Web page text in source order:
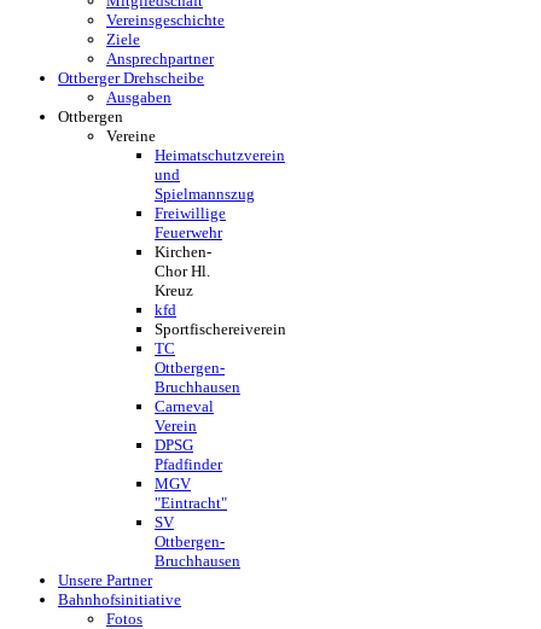
Vereinsgeschichte
Ziele
Ansprechpartner
Ottberger Drehscheibe
Ausgaben
Ottbergen
Vereine
Heimatschutzverein
und
Spielmannszug
Freiwillige
Feuerwehr
Kirchen-
Chor Hl.
Kreuz
kfd
Sportfischereiverein
TC
Ottbergen-
Bruchhausen
Carneval
Verein
DPSG
Pfadfinder
MGV
"Eintracht"
SV
Ottbergen-
Bruchhausen
Unsere Partner
Bahnhofsinitiative
Fotos